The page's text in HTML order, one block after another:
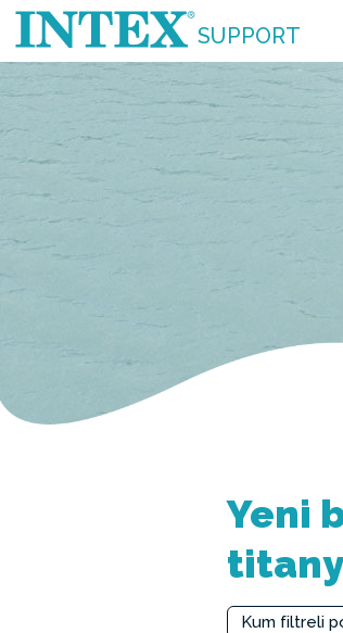
SUPPORT
Yeni
Kum filtreli